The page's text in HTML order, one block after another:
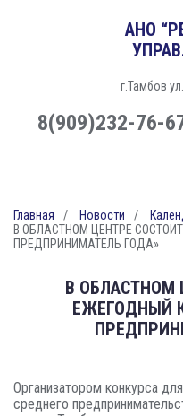
АНО
г.Тамбов
8(909)232-76-
Главная Новости
В ОБЛАСТНОМ ЦЕНТРЕ
ПРЕДПРИНИМАТЕЛЬ ГОДА»
В ОБЛАСТНОМ
ЕЖЕГОДНЫЙ
Организатором конкурса
среднего